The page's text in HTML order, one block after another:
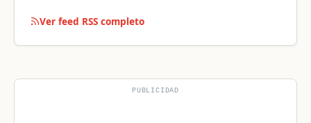
Ver feed RSS completo
PUBLICIDAD